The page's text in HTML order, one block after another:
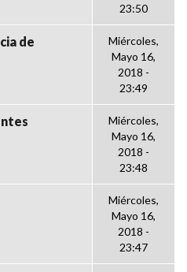
23:50
de
Miércoles,
Mayo 16,
2018 -
23:49
Miércoles,
Mayo 16,
2018 -
23:48
Miércoles,
Mayo 16,
2018 -
23:47